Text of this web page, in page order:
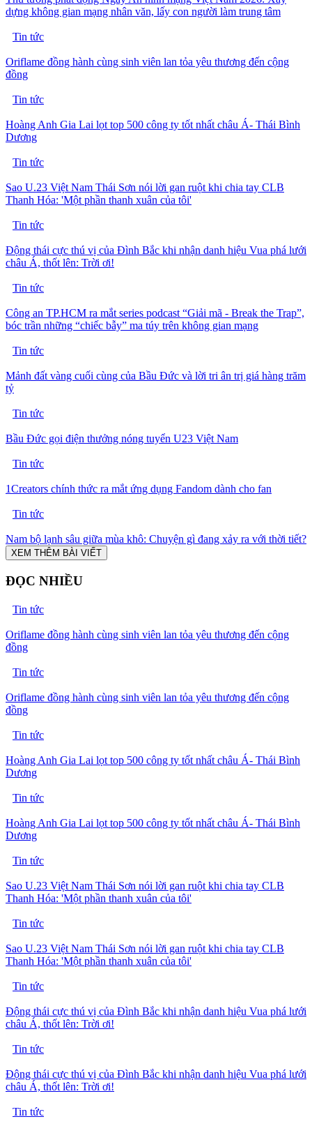
dựng không gian mạng nhân văn, lấy con người làm trung tâm
Tin tức
Oriflame đồng hành cùng sinh viên lan tỏa yêu thương đến cộng
đồng
Tin tức
Hoàng Anh Gia Lai lọt top 500 công ty tốt nhất châu Á- Thái Bình
Dương
Tin tức
Sao U.23 Việt Nam Thái Sơn nói lời gan ruột khi chia tay CLB
Thanh Hóa: 'Một phần thanh xuân của tôi'
Tin tức
Động thái cực thú vị của Đình Bắc khi nhận danh hiệu Vua phá lưới
châu Á, thốt lên: Trời ơi!
Tin tức
Công an TP.HCM ra mắt series podcast “Giải mã - Break the Trap”,
bóc trần những “chiếc bẫy” ma túy trên không gian mạng
Tin tức
Mảnh đất vàng cuối cùng của Bầu Đức và lời tri ân trị giá hàng trăm
tỷ
Tin tức
Bầu Đức gọi điện thưởng nóng tuyển U23 Việt Nam
Tin tức
1Creators chính thức ra mắt ứng dụng Fandom dành cho fan
Tin tức
Nam bộ lạnh sâu giữa mùa khô: Chuyện gì đang xảy ra với thời tiết?
XEM THÊM BÀI VIẾT
ĐỌC NHIỀU
Tin tức
Oriflame đồng hành cùng sinh viên lan tỏa yêu thương đến cộng
đồng
Tin tức
Oriflame đồng hành cùng sinh viên lan tỏa yêu thương đến cộng
đồng
Tin tức
Hoàng Anh Gia Lai lọt top 500 công ty tốt nhất châu Á- Thái Bình
Dương
Tin tức
Hoàng Anh Gia Lai lọt top 500 công ty tốt nhất châu Á- Thái Bình
Dương
Tin tức
Sao U.23 Việt Nam Thái Sơn nói lời gan ruột khi chia tay CLB
Thanh Hóa: 'Một phần thanh xuân của tôi'
Tin tức
Sao U.23 Việt Nam Thái Sơn nói lời gan ruột khi chia tay CLB
Thanh Hóa: 'Một phần thanh xuân của tôi'
Tin tức
Động thái cực thú vị của Đình Bắc khi nhận danh hiệu Vua phá lưới
châu Á, thốt lên: Trời ơi!
Tin tức
Động thái cực thú vị của Đình Bắc khi nhận danh hiệu Vua phá lưới
châu Á, thốt lên: Trời ơi!
Tin tức